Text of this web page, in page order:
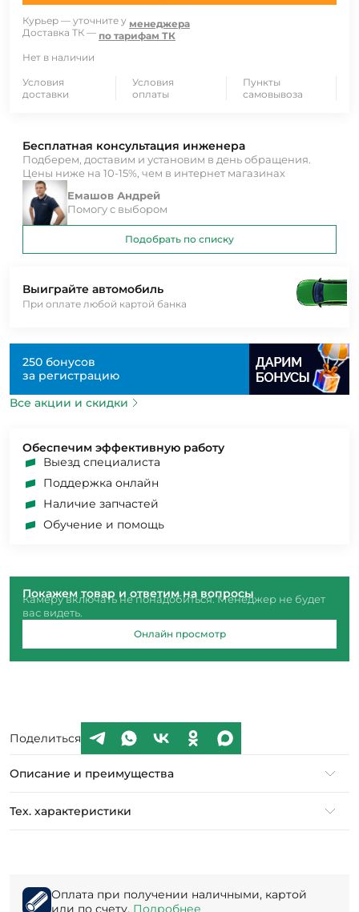
Курьер — уточните у менеджера
Доставка ТК — по тарифам ТК
Нет в наличии
Условия
доставки
Условия
оплаты
Пункты
самовывоза
Выиграйте автомобиль
При оплате любой картой банка
250 бонусов
за регистрацию
Все акции и скидки
Обеспечим эффективную работу
Выезд специалиста
Поддержка онлайн
Наличие запчастей
Обучение и помощь
Покажем товар и ответим на вопросы
Камеру включать не понадобиться. Менеджер не будет
вас видеть.
Онлайн просмотр
Бесплатная консультация инженера
Подберем, доставим и установим в день обращения.
Цены ниже на 10-15%, чем в интернет магазинах
Емашов Андрей
Помогу с выбором
Подобрать по списку
Поделиться
Описание и преимущества
Тех. характеристики
Оплата при получении наличными, картой
или по счету. Подробнее